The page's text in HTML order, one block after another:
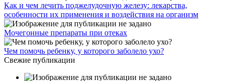
Как и чем лечить поджелудочную железу: лекарства,
особенности их применения и воздействия на организм
Мочегонные препараты при отеках
Чем помочь ребенку, у которого заболело ухо?
Свежие публикации